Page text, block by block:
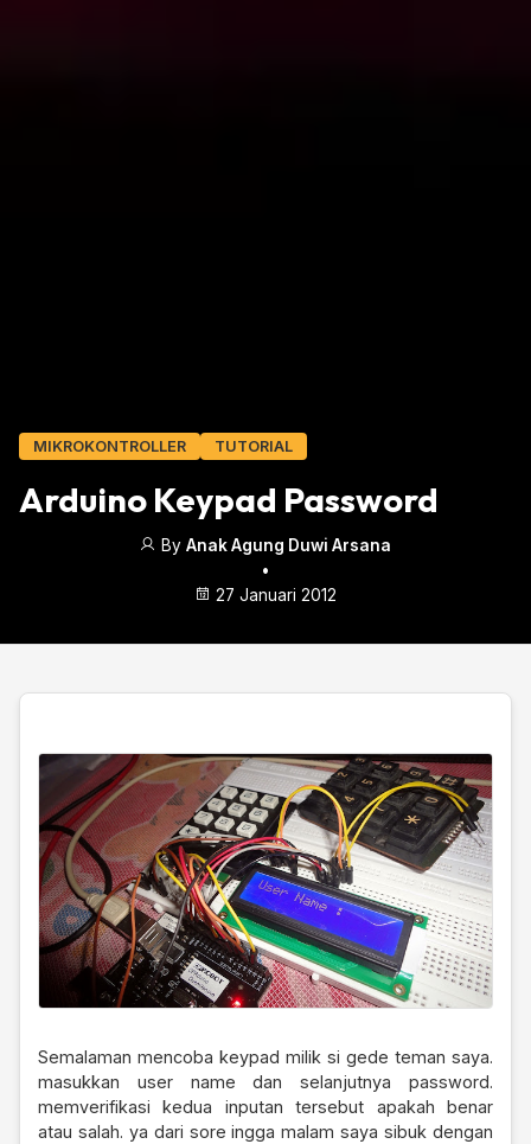
MIKROKONTROLLER TUTORIAL
Arduino Keypad Password
By Anak Agung Duwi Arsana
•
27 Januari 2012
Semalaman mencoba keypad milik si gede teman saya.
masukkan user name dan selanjutnya password.
memverifikasi kedua inputan tersebut apakah benar
atau salah. ya dari sore ingga malam saya sibuk dengan